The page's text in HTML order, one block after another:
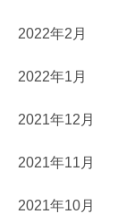
2022年2月
2022年1月
2021年12月
2021年11月
2021年10月